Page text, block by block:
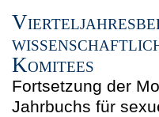
Komitees
Fortsetzung der
Jahrbuchs für